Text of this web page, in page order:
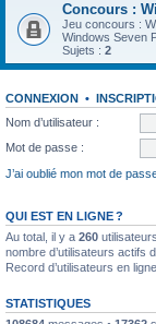
Concours :
Jeu concours :
Windows Seven
Sujets : 2
CONNEXION •
Nom d’utilisateur :
Mot de passe :
J’ai oublié mon mot de
QUI EST EN LIGNE ?
Au total, il y a 260
nombre d’utilisateurs actifs
Record d’utilisateurs en
STATISTIQUES